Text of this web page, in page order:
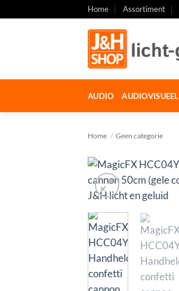
naar
Home Assortiment
AUDIO AUDIOVISUEEL
Home / Geen categorie